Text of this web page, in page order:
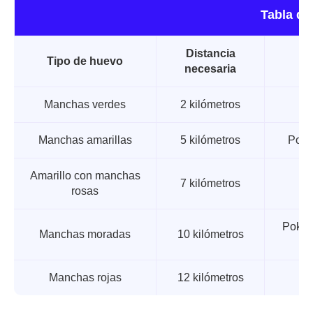
Tabla
Tipo de huevo
Distancia
necesaria
Manchas verdes 2 kilómetros
Manchas amarillas 5 kilómetros
Amarillo con manchas
rosas
7 kilómetros
Manchas moradas 10 kilómetros
Manchas rojas 12 kilómetros